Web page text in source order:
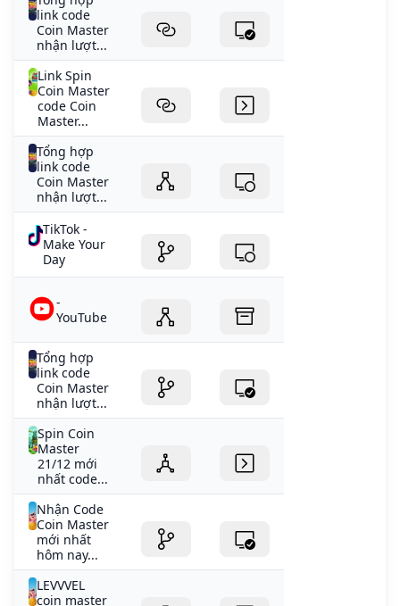
link code
Coin Master
nhận lượt...
Link Spin
Coin Master
code Coin
Master...
Tổng hợp
link code
Coin Master
nhận lượt...
TikTok -
Make Your
Day
-
YouTube
Tổng hợp
link code
Coin Master
nhận lượt...
Spin Coin
Master
21/12 mới
nhất code...
Nhận Code
Coin Master
mới nhất
hôm nay...
LEVVVEL
coin master